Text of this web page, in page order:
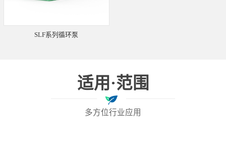
SLF系列循环泵
适用·范围
多方位行业应用